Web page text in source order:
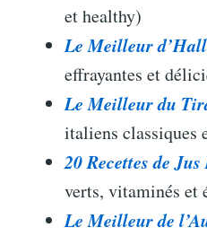
et healthy)
Le Meilleur
effrayantes et
Le Meilleur du
italiens classiques
20 Recettes de
verts, vitaminés et
Le Meilleur de